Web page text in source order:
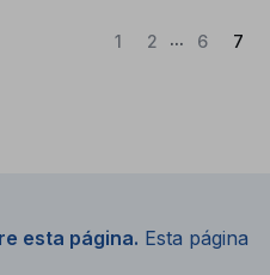
1 2 ... 6 7
esta página. Esta página